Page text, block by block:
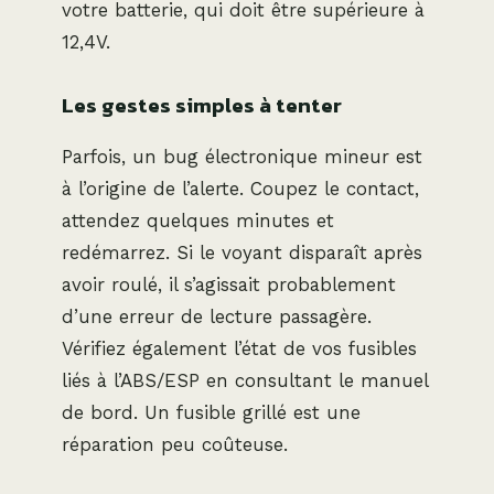
votre batterie, qui doit être supérieure à
12,4V.
Les gestes simples à tenter
Parfois, un bug électronique mineur est
à l’origine de l’alerte. Coupez le contact,
attendez quelques minutes et
redémarrez. Si le voyant disparaît après
avoir roulé, il s’agissait probablement
d’une erreur de lecture passagère.
Vérifiez également l’état de vos fusibles
liés à l’ABS/ESP en consultant le manuel
de bord. Un fusible grillé est une
réparation peu coûteuse.